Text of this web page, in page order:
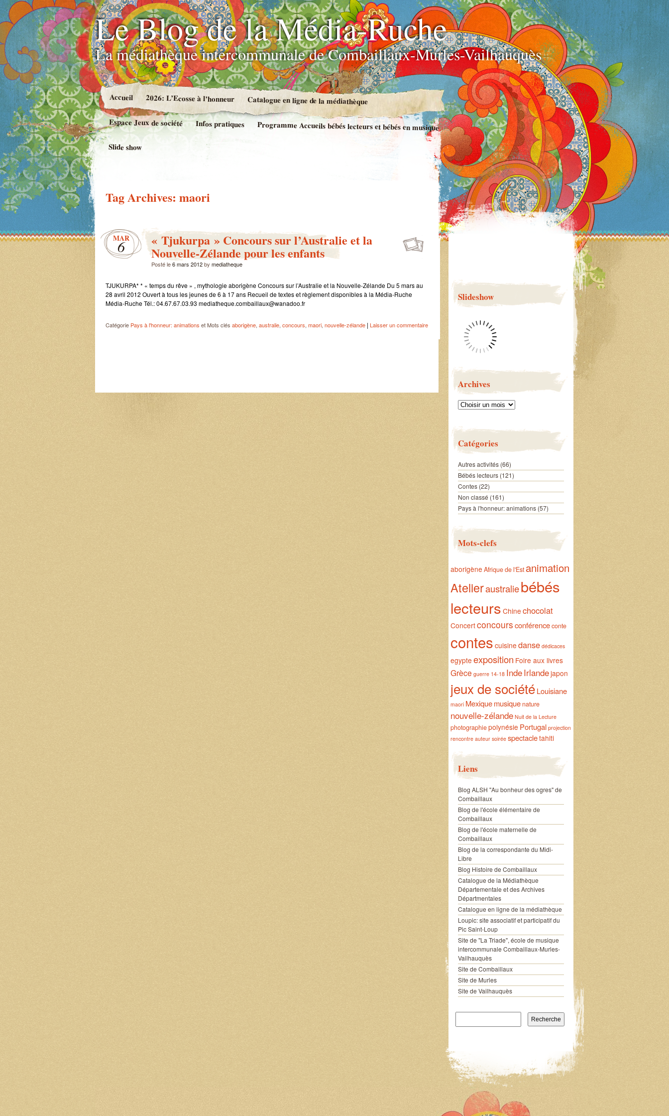
Le Blog de la Média-Ruche
La médiathèque intercommunale de Combaillaux-Murles-Vailhauquès
Accueil 2026: L’Ecosse à l’honneur Catalogue en ligne de la médiathèque
Espace Jeux de société Infos pratiques Programme Accueils bébés lecteurs et bébés en musique
Slide show
Tag Archives: maori
MAR
6 « Tjukurpa » Concours sur l’Australie et la
Nouvelle-Zélande pour les enfants
Posté le6 mars 2012by mediatheque
TJUKURPA* * « temps du rêve » , mythologie aborigène Concours sur l’Australie et la Nouvelle-Zélande Du 5 mars au
28 avril 2012 Ouvert à tous les jeunes de 6 à 17 ans Recueil de textes et règlement disponibles à la Média-Ruche
Média-Ruche Tél.: 04.67.67.03.93 mediatheque.combaillaux@wanadoo.fr
Catégorie Pays à l'honneur: animations et Mots clés aborigène, australie, concours, maori, nouvelle-zélande | Laisser un commentaire
Slideshow
Archives
Catégories
Autres activités(66)
Bébés lecteurs(121)
Contes(22)
Non classé (161)
Pays à l'honneur: animations(57)
Mots-clefs
aborigène Afrique de l'Est animation
Atelieraustraliebébés
lecteurs Chine chocolat
Concertconcoursconférenceconte
contes cuisine danse dédicaces
egypte exposition Foire aux livres
Grèce guerre 14-18 IndeIrlandejapon
jeux de société Louisiane
maori Mexique musiquenature
nouvelle-zélande Nuit de la Lecture
photographiepolynésie Portugal projection
rencontre auteur soirée spectacletahiti
Liens
Blog ALSH "Au bonheur des ogres" de
Combaillaux
Blog de l'école élémentaire de
Combaillaux
Blog de l'école maternelle de
Combaillaux
Blog de la correspondante du Midi-
Libre
Blog Histoire de Combaillaux
Catalogue de la Médiathèque
Départementale et des Archives
Départmentales
Catalogue en ligne de la médiathèque
Loupic: site associatif et participatif du
Pic Saint-Loup
Site de "La Triade", école de musique
intercommunale Combaillaux-Murles-
Vailhauquès
Site de Combaillaux
Site de Murles
Site de Vailhauquès
Recherche pour: